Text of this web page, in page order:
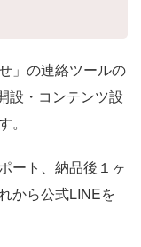
」の連絡ツールの
設・コンテンツ設
ート、納品後１ヶ
から公式LINEを